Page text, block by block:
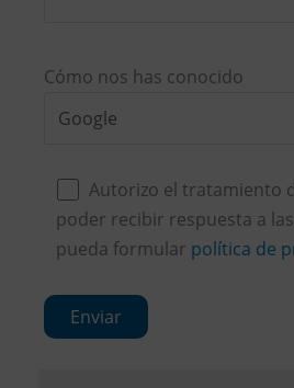
Cómo nos has conocido
Autorizo el tratamiento
poder recibir respuesta a
pueda formular política de